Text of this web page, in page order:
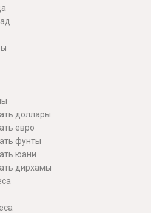
доллары
евро
фунты
юани
дирхамы